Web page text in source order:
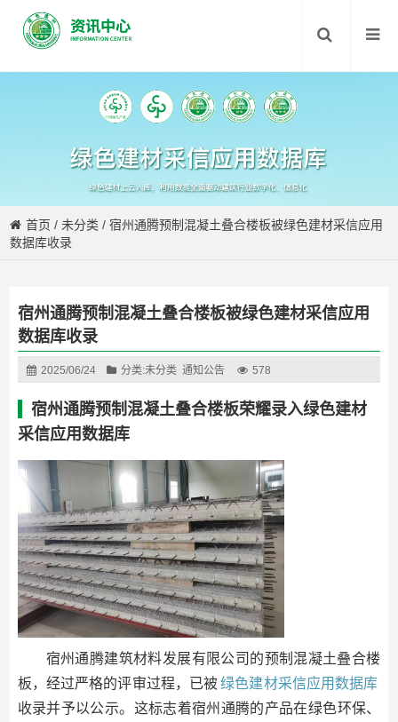
首页 /未分类 /宿州通腾预制混凝土叠合楼板被绿色建材采信应用
数据库收录
宿州通腾预制混凝土叠合楼板被绿色建材采信应用
数据库收录
2025/06/24 分类:未分类 通知公告 578
宿州通腾预制混凝土叠合楼板荣耀录入绿色建材
采信应用数据库
宿州通腾建筑材料发展有限公司的预制混凝土叠合楼
板，经过严格的评审过程，已被绿色建材采信应用数据库
收录并予以公示。这标志着宿州通腾的产品在绿色环保、